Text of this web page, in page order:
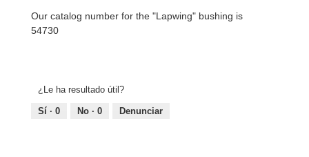
Our catalog number for the "Lapwing" bushing is
54730
¿Le ha resultado útil?
Sí · 0 No · 0 Denunciar